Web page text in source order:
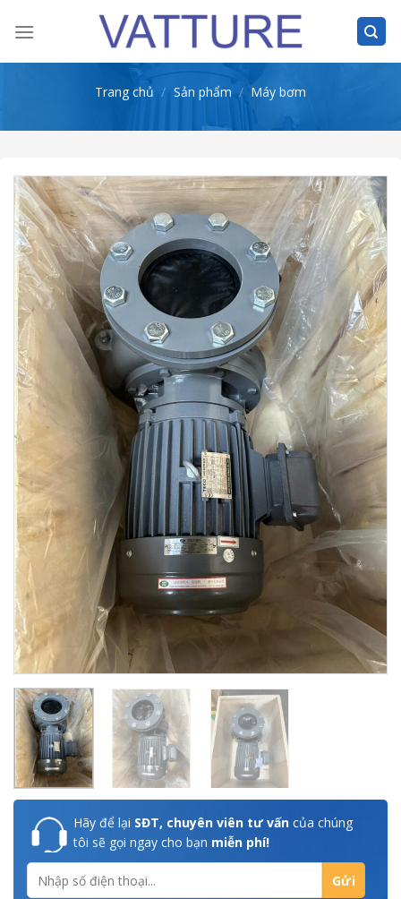
Trang chủ / Sản phẩm / Máy bơm
Hãy để lại SĐT, chuyên viên tư vấn của chúng
tôi sẽ gọi ngay cho bạn miễn phí!